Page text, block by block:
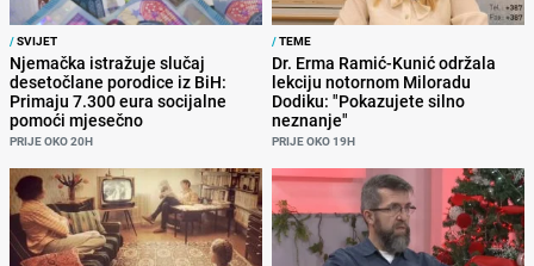
/SVIJET
Njemačka istražuje slučaj
desetočlane porodice iz BiH:
Primaju 7.300 eura socijalne
pomoći mjesečno
PRIJE OKO 20H
/TEME
Dr. Erma Ramić-Kunić održala
lekciju notornom Miloradu
Dodiku: "Pokazujete silno
neznanje"
PRIJE OKO 19H